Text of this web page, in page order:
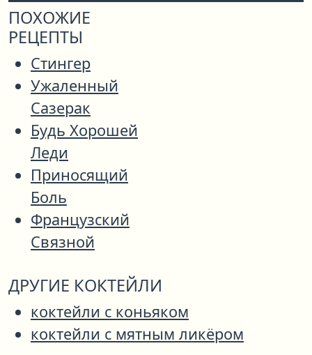
ПОХОЖИЕ
РЕЦЕПТЫ
Стингер
Ужаленный
Сазерак
Будь Хорошей
Леди
Приносящий
Боль
Французский
Связной
ДРУГИЕ КОКТЕЙЛИ
коктейли с коньяком
коктейли с мятным ликёром